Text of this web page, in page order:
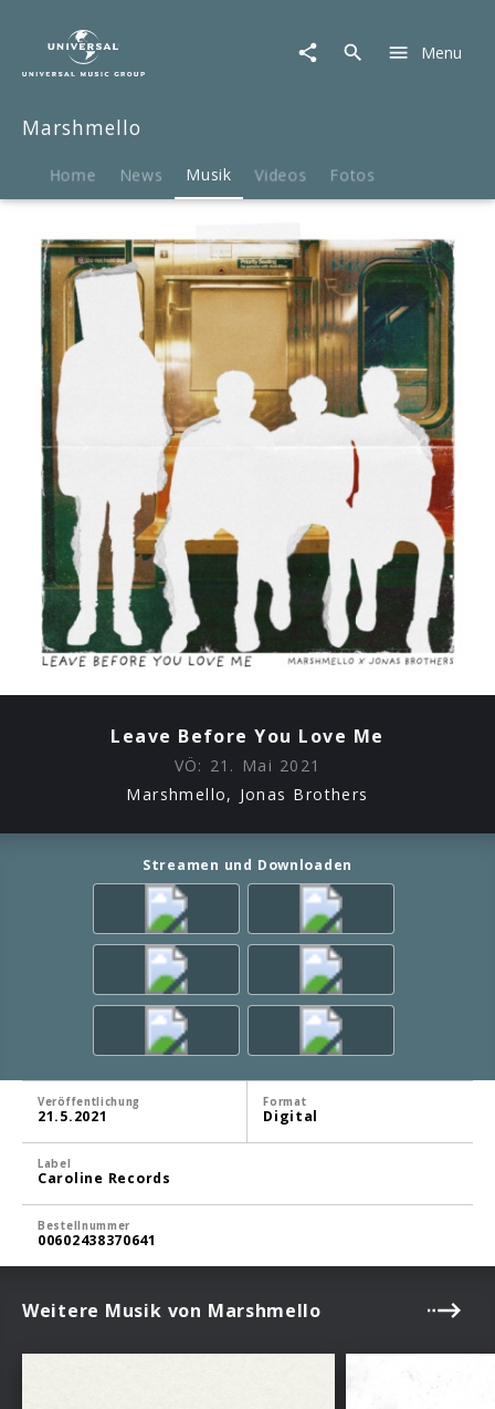
Before
Me
Menu
Marshmello
Home News Musik Videos Fotos
Leave Before You Love Me
VÖ: 21. Mai 2021
Marshmello, Jonas Brothers
Streamen und Downloaden
Veröffentlichung
21.5.2021
Format
Digital
Label
Caroline Records
Bestellnummer
00602438370641
Weitere Musik von Marshmello